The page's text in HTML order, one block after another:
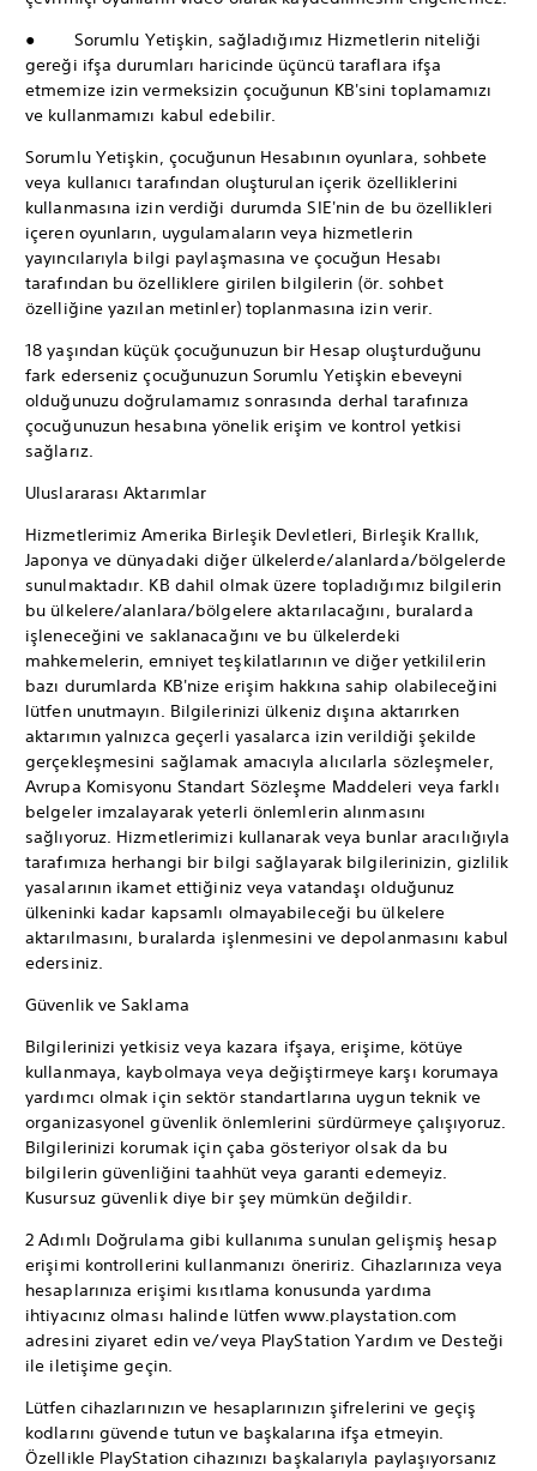
● Sorumlu Yetişkin, sağladığımız Hizmetlerin niteliği
gereği ifşa durumları haricinde üçüncü taraflara ifşa
etmemize izin vermeksizin çocuğunun KB'sini toplamamızı
ve kullanmamızı kabul edebilir.
Sorumlu Yetişkin, çocuğunun Hesabının oyunlara, sohbete
veya kullanıcı tarafından oluşturulan içerik özelliklerini
kullanmasına izin verdiği durumda SIE'nin de bu özellikleri
içeren oyunların, uygulamaların veya hizmetlerin
yayıncılarıyla bilgi paylaşmasına ve çocuğun Hesabı
tarafından bu özelliklere girilen bilgilerin (ör. sohbet
özelliğine yazılan metinler) toplanmasına izin verir.
18 yaşından küçük çocuğunuzun bir Hesap oluşturduğunu
fark ederseniz çocuğunuzun Sorumlu Yetişkin ebeveyni
olduğunuzu doğrulamamız sonrasında derhal tarafınıza
çocuğunuzun hesabına yönelik erişim ve kontrol yetkisi
sağlarız.
Uluslararası Aktarımlar
Hizmetlerimiz Amerika Birleşik Devletleri, Birleşik Krallık,
Japonya ve dünyadaki diğer ülkelerde/alanlarda/bölgelerde
sunulmaktadır. KB dahil olmak üzere topladığımız bilgilerin
bu ülkelere/alanlara/bölgelere aktarılacağını, buralarda
işleneceğini ve saklanacağını ve bu ülkelerdeki
mahkemelerin, emniyet teşkilatlarının ve diğer yetkililerin
bazı durumlarda KB'nize erişim hakkına sahip olabileceğini
lütfen unutmayın. Bilgilerinizi ülkeniz dışına aktarırken
aktarımın yalnızca geçerli yasalarca izin verildiği şekilde
gerçekleşmesini sağlamak amacıyla alıcılarla sözleşmeler,
Avrupa Komisyonu Standart Sözleşme Maddeleri veya farklı
belgeler imzalayarak yeterli önlemlerin alınmasını
sağlıyoruz. Hizmetlerimizi kullanarak veya bunlar aracılığıyla
tarafımıza herhangi bir bilgi sağlayarak bilgilerinizin, gizlilik
yasalarının ikamet ettiğiniz veya vatandaşı olduğunuz
ülkeninki kadar kapsamlı olmayabileceği bu ülkelere
aktarılmasını, buralarda işlenmesini ve depolanmasını kabul
edersiniz.
Güvenlik ve Saklama
Bilgilerinizi yetkisiz veya kazara ifşaya, erişime, kötüye
kullanmaya, kaybolmaya veya değiştirmeye karşı korumaya
yardımcı olmak için sektör standartlarına uygun teknik ve
organizasyonel güvenlik önlemlerini sürdürmeye çalışıyoruz.
Bilgilerinizi korumak için çaba gösteriyor olsak da bu
bilgilerin güvenliğini taahhüt veya garanti edemeyiz.
Kusursuz güvenlik diye bir şey mümkün değildir.
2 Adımlı Doğrulama gibi kullanıma sunulan gelişmiş hesap
erişimi kontrollerini kullanmanızı öneririz. Cihazlarınıza veya
hesaplarınıza erişimi kısıtlama konusunda yardıma
ihtiyacınız olması halinde lütfen www.playstation.com
adresini ziyaret edin ve/veya PlayStation Yardım ve Desteği
ile iletişime geçin.
Lütfen cihazlarınızın ve hesaplarınızın şifrelerini ve geçiş
kodlarını güvende tutun ve başkalarına ifşa etmeyin.
Özellikle PlayStation cihazınızı başkalarıyla paylaşıyorsanız